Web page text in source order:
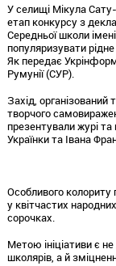
У селищі Мікула
етап конкурсу з
Середньої школи
популяризувати
Як передає
Румунії (СУР).
Захід,
творчого
презентували журі та
Українки та Івана
Особливого колориту
у квітчастих
сорочках.
Метою ініціативи є
школярів, а й